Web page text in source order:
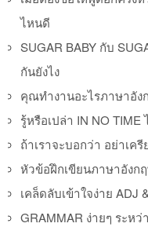
ไหนดี
SUGAR BABY กับ
กันยังไง
คุณทำงานอะไรภาษาอัง
รู้หรือเปล่า IN NO
ถ้าเราจะบอกว่า อย่าเค
หัวข้อฝึกเขียนภาษาอังก
เคล็ดลับเข้าใจง่าย ADJ
GRAMMAR ง่ายๆ ระหว่